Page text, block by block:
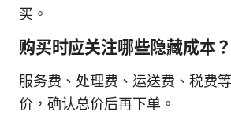
买。
购买时应关注哪些隐藏成本？
服务费、处理费、运送费、税费
价，确认总价后再下单。